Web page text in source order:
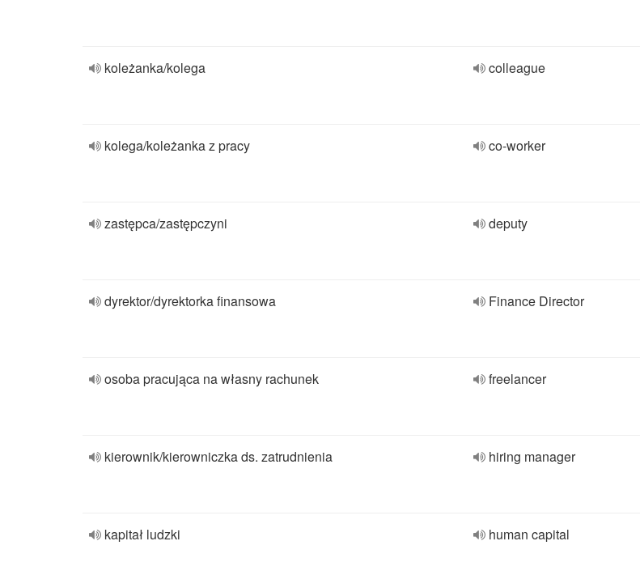
koleżanka/kolega colleague
kolega/koleżanka z pracy co-worker
zastępca/zastępczyni deputy
dyrektor/dyrektorka finansowa Finance Director
osoba pracująca na własny rachunek freelancer
kierownik/kierowniczka ds. zatrudnienia hiring manager
kapitał ludzki human capital